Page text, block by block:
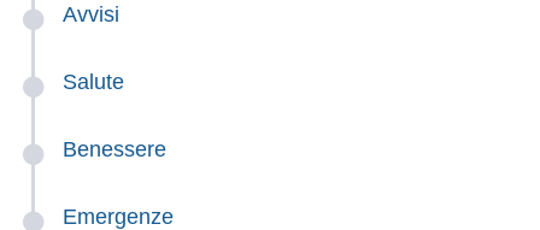
Avvisi
Salute
Benessere
Emergenze